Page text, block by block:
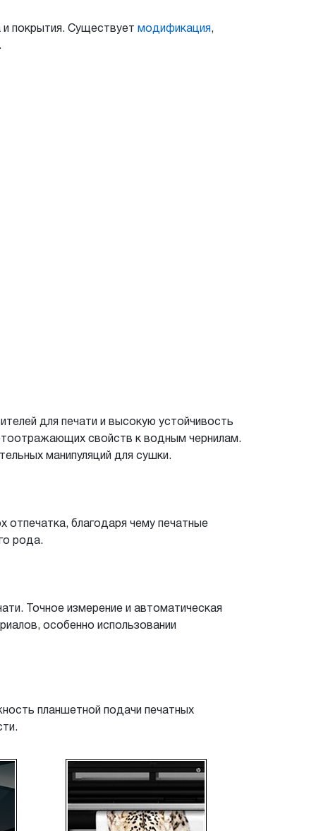
покрытия. Существует модификация,
для печати и высокую устойчивость
свойств к водным чернилам.
манипуляций для сушки.
отпечатка, благодаря чему печатные
рода.
Точное измерение и автоматическая
особенно использовании
планшетной подачи печатных